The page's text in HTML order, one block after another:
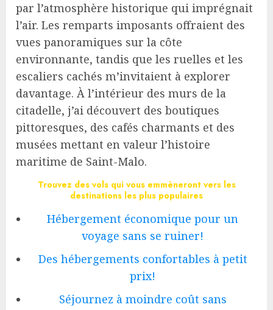
par l’atmosphère historique qui imprégnait
l’air. Les remparts imposants offraient des
vues panoramiques sur la côte
environnante, tandis que les ruelles et les
escaliers cachés m’invitaient à explorer
davantage. À l’intérieur des murs de la
citadelle, j’ai découvert des boutiques
pittoresques, des cafés charmants et des
musées mettant en valeur l’histoire
maritime de Saint-Malo.
Trouvez des vols qui vous emmèneront vers les
destinations les plus populaires
Hébergement économique pour un
voyage sans se ruiner!
Des hébergements confortables à petit
prix!
Séjournez à moindre coût sans